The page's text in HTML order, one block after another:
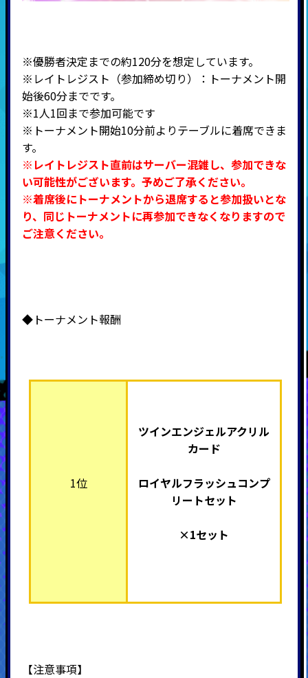
※優勝者決定までの約120分を想定しています。
※ レイトレジスト（参加締め切り）：トーナメント開
始後60分までです。
※1人1回まで参加可能です
※トーナメント開始10分前よりテーブルに着席できま
す。
※レイトレジスト直前はサーバー混雑し、参加できな
い可能性がございます。予めご了承ください。
※着席後にトーナメントから退席すると参加扱いとな
り、同じトーナメントに再参加できなくなりますので
ご注意ください。
◆トーナメント報酬
1位
ツインエンジェルアクリル
カード
ロイヤルフラッシュコンプ
リートセット
×1セット
【注意事項】